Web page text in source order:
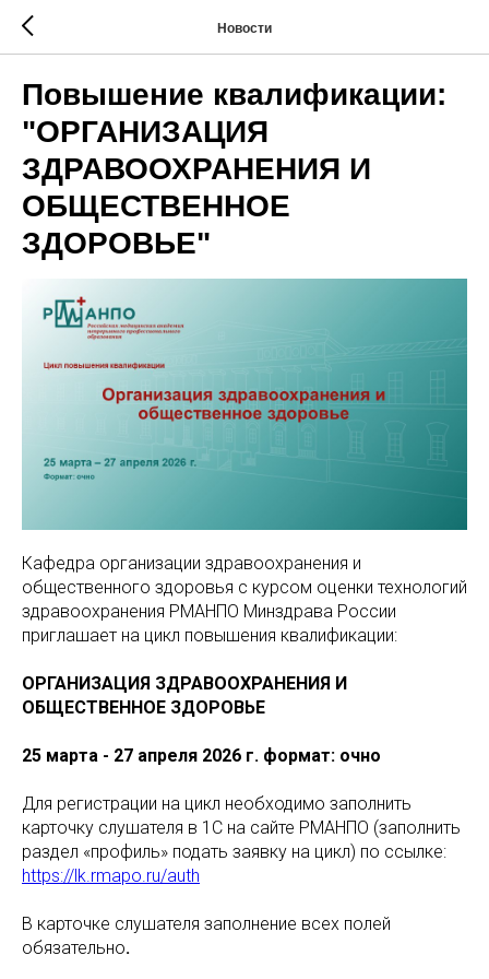
Новости
Повышение квалификации:
"ОРГАНИЗАЦИЯ
ЗДРАВООХРАНЕНИЯ И
ОБЩЕСТВЕННОЕ
ЗДОРОВЬЕ"
Кафедра организации здравоохранения и
общественного здоровья с курсом оценки технологий
здравоохранения РМАНПО Минздрава России
приглашает на цикл повышения квалификации:
ОРГАНИЗАЦИЯ ЗДРАВООХРАНЕНИЯ И
ОБЩЕСТВЕННОЕ ЗДОРОВЬЕ
25 марта - 27 апреля 2026 г. формат: очно
Для регистрации на цикл необходимо заполнить
карточку слушателя в 1С на сайте РМАНПО (заполнить
раздел «профиль» подать заявку на цикл) по ссылке:
https://lk.rmapo.ru/auth
В карточке слушателя заполнение всех полей
обязательно.